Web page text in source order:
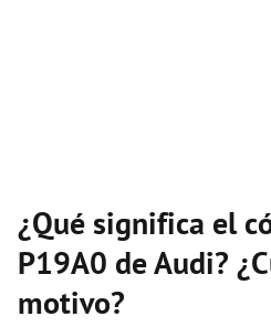
¿Qué significa el
P19A0 de Audi?
motivo?